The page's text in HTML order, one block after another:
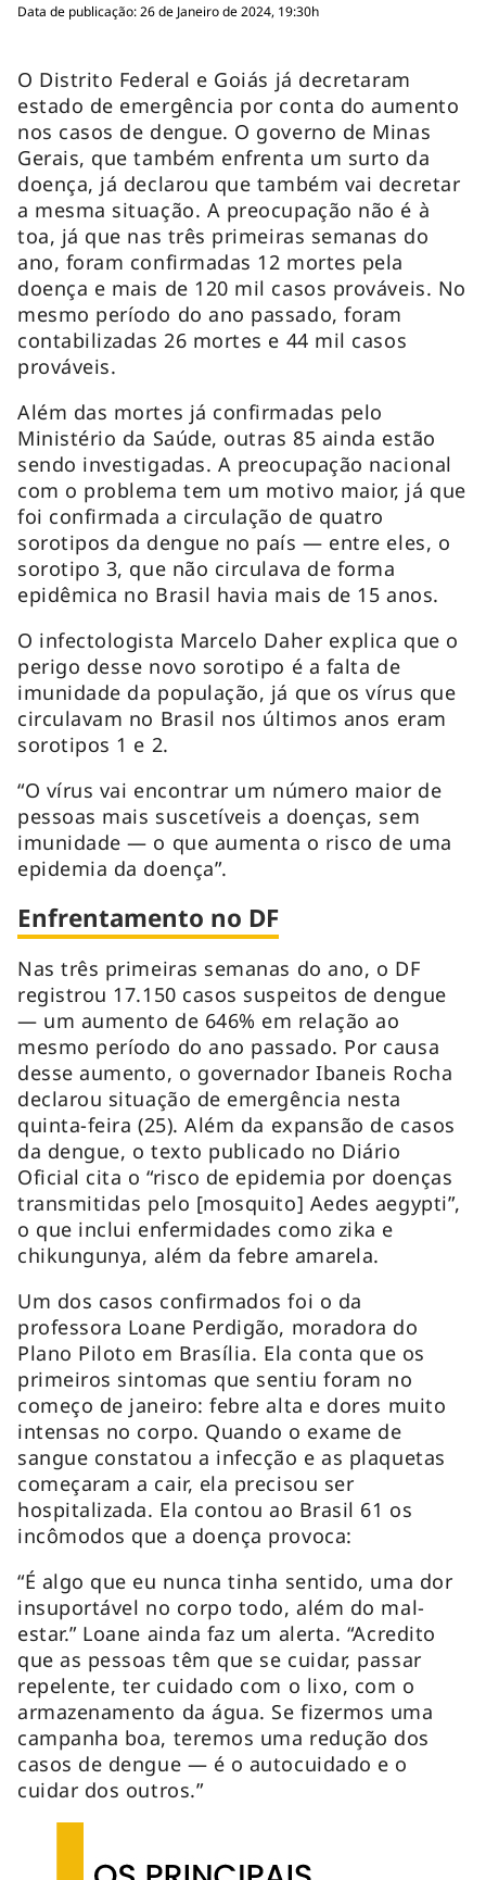
Data de publicação: 26 de Janeiro de 2024, 19:30h
O Distrito Federal e Goiás já decretaram
estado de emergência por conta do aumento
nos casos de dengue. O governo de Minas
Gerais, que também enfrenta um surto da
doença, já declarou que também vai decretar
a mesma situação. A preocupação não é à
toa, já que nas três primeiras semanas do
ano, foram confirmadas 12 mortes pela
doença e mais de 120 mil casos prováveis. No
mesmo período do ano passado, foram
contabilizadas 26 mortes e 44 mil casos
prováveis.
Além das mortes já confirmadas pelo
Ministério da Saúde, outras 85 ainda estão
sendo investigadas. A preocupação nacional
com o problema tem um motivo maior, já que
foi confirmada a circulação de quatro
sorotipos da dengue no país — entre eles, o
sorotipo 3, que não circulava de forma
epidêmica no Brasil havia mais de 15 anos.
O infectologista Marcelo Daher explica que o
perigo desse novo sorotipo é a falta de
imunidade da população, já que os vírus que
circulavam no Brasil nos últimos anos eram
sorotipos 1 e 2.
“O vírus vai encontrar um número maior de
pessoas mais suscetíveis a doenças, sem
imunidade — o que aumenta o risco de uma
epidemia da doença”.
Enfrentamento no DF
Nas três primeiras semanas do ano, o DF
registrou 17.150 casos suspeitos de dengue
— um aumento de 646% em relação ao
mesmo período do ano passado. Por causa
desse aumento, o governador Ibaneis Rocha
declarou situação de emergência nesta
quinta-feira (25). Além da expansão de casos
da dengue, o texto publicado no Diário
Oficial cita o “risco de epidemia por doenças
transmitidas pelo [mosquito] Aedes aegypti”,
o que inclui enfermidades como zika e
chikungunya, além da febre amarela.
Um dos casos confirmados foi o da
professora Loane Perdigão, moradora do
Plano Piloto em Brasília. Ela conta que os
primeiros sintomas que sentiu foram no
começo de janeiro: febre alta e dores muito
intensas no corpo. Quando o exame de
sangue constatou a infecção e as plaquetas
começaram a cair, ela precisou ser
hospitalizada. Ela contou ao Brasil 61 os
incômodos que a doença provoca:
“É algo que eu nunca tinha sentido, uma dor
insuportável no corpo todo, além do mal-
estar.” Loane ainda faz um alerta. “Acredito
que as pessoas têm que se cuidar, passar
repelente, ter cuidado com o lixo, com o
armazenamento da água. Se fizermos uma
campanha boa, teremos uma redução dos
casos de dengue — é o autocuidado e o
cuidar dos outros.”